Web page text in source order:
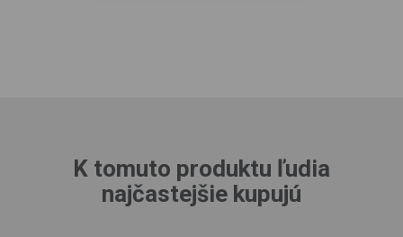
K tomuto produktu ľudia
najčastejšie kupujú